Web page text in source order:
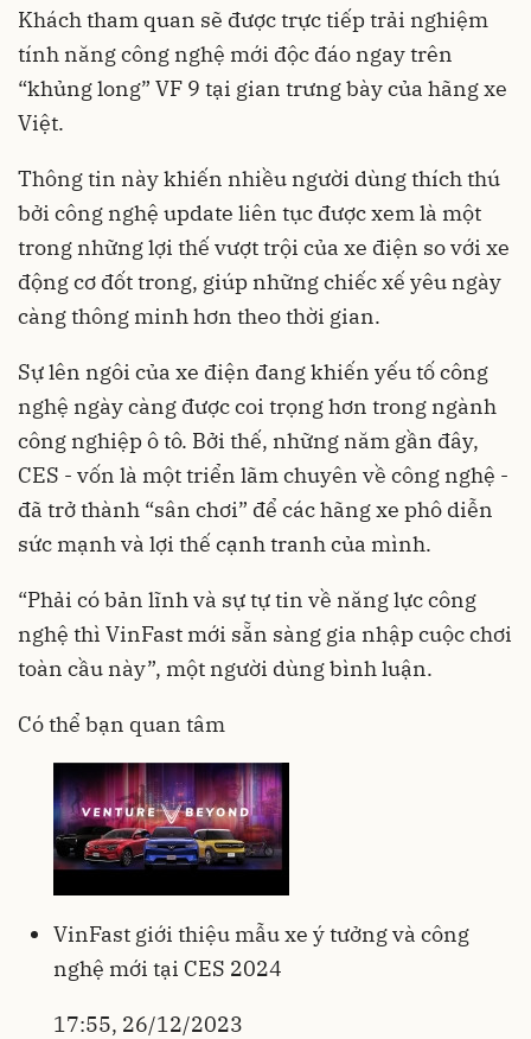
Khách tham quan sẽ được trực tiếp trải nghiệm
tính năng công nghệ mới độc đáo ngay trên
“khủng long” VF 9 tại gian trưng bày của hãng xe
Việt.
Thông tin này khiến nhiều người dùng thích thú
bởi công nghệ update liên tục được xem là một
trong những lợi thế vượt trội của xe điện so với xe
động cơ đốt trong, giúp những chiếc xế yêu ngày
càng thông minh hơn theo thời gian.
Sự lên ngôi của xe điện đang khiến yếu tố công
nghệ ngày càng được coi trọng hơn trong ngành
công nghiệp ô tô. Bởi thế, những năm gần đây,
CES - vốn là một triển lãm chuyên về công nghệ -
đã trở thành “sân chơi” để các hãng xe phô diễn
sức mạnh và lợi thế cạnh tranh của mình.
“Phải có bản lĩnh và sự tự tin về năng lực công
nghệ thì VinFast mới sẵn sàng gia nhập cuộc chơi
toàn cầu này”, một người dùng bình luận.
Có thể bạn quan tâm
VinFast giới thiệu mẫu xe ý tưởng và công
nghệ mới tại CES 2024
17:55, 26/12/2023